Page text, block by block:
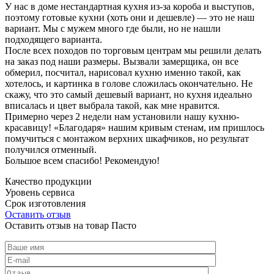
У нас в доме нестандартная кухня из-за короба и выступов,
поэтому готовые кухни (хоть они и дешевле) — это не наш
вариант. Мы с мужем много где были, но не нашли
подходящего варианта.
После всех походов по торговым центрам мы решили делать
на заказ под наши размеры. Вызвали замерщика, он все
обмерил, посчитал, нарисовал кухню именно такой, как
хотелось, и картинка в голове сложилась окончательно. Не
скажу, что это самый дешевый вариант, но кухня идеально
вписалась и цвет выбрала такой, как мне нравится.
Примерно через 2 недели нам установили нашу кухню-
красавицу! «Благодаря» нашим кривым стенам, им пришлось
помучиться с монтажом верхних шкафчиков, но результат
получился отменный.
Большое всем спасибо! Рекомендую!
Качество продукции
Уровень сервиса
Срок изготовления
Оставить отзыв
Оставить отзыв на товар Пасто